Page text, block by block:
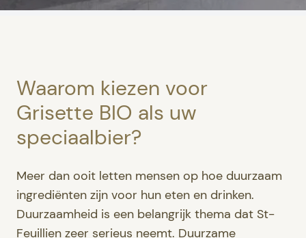
Waarom kiezen voor
Grisette BIO als uw
speciaalbier?
Meer dan ooit letten mensen op hoe duurzaam
ingrediënten zijn voor hun eten en drinken.
Duurzaamheid is een belangrijk thema dat St-
Feuillien zeer serieus neemt. Duurzame